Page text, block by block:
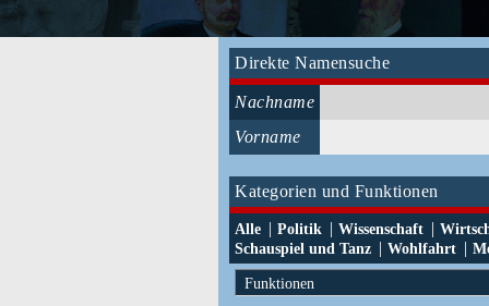
Direkte Namensuche
Nachname
Vorname
Kategorien und Funktionen
Alle | Politik | Wissenschaft |
Schauspiel und Tanz | Wohlfahrt |